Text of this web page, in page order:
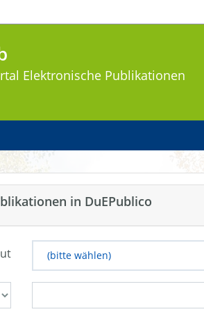
Elektronische Publikationen
in DuEPublico
(bitte wählen)